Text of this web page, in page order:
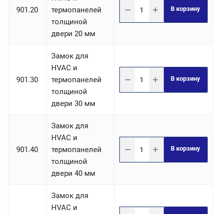
901.20
термопанелей
толщиной
двери 20 мм
В корзину
901.30
Замок для
HVAC и
термопанелей
толщиной
двери 30 мм
В корзину
901.40
Замок для
HVAC и
термопанелей
толщиной
двери 40 мм
В корзину
Замок для
HVAC и